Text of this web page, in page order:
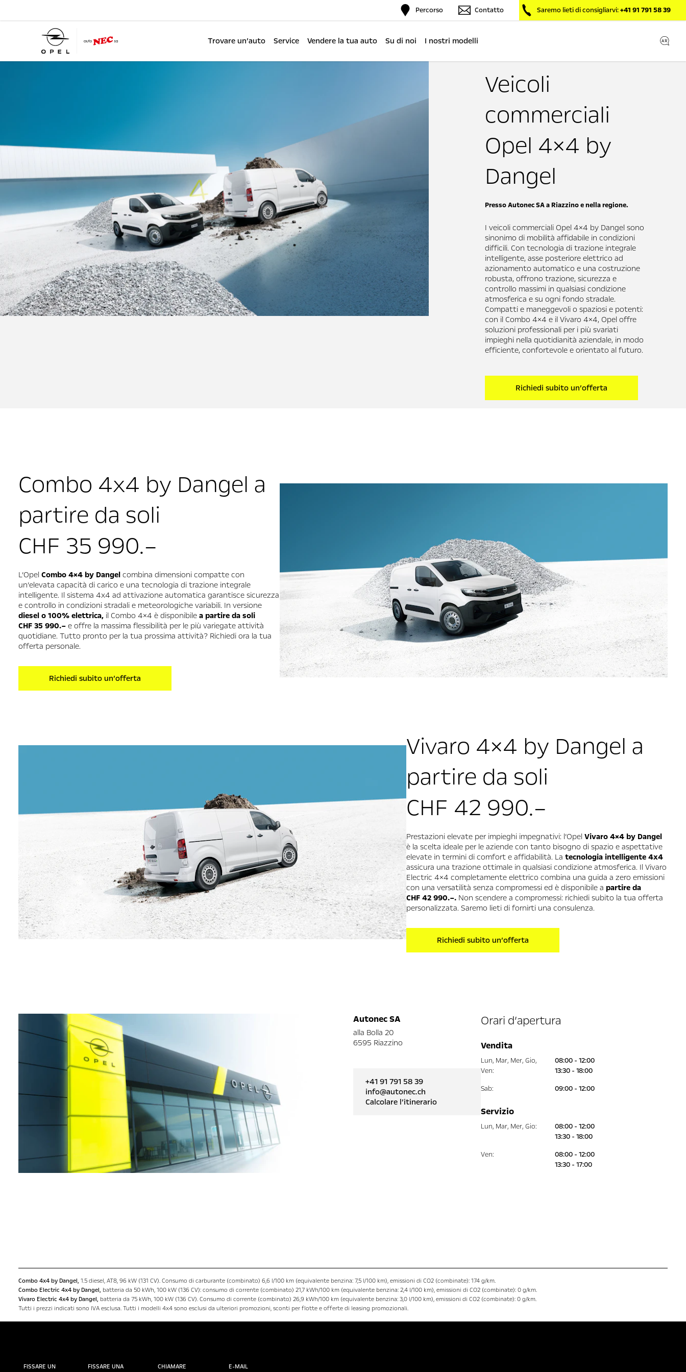
Percorso Contatto Saremo lieti di consigliarvi:+41 91 791 58 39
Trovare un’auto Service Vendere la tua auto Su di noi I nostri modelli
Veicoli
commerciali
Opel 4×4 by
Dangel
Presso Autonec SA a Riazzino e nella regione.
I veicoli commerciali Opel 4×4 by Dangel sono
sinonimo di mobilità affidabile in condizioni
difficili. Con tecnologia di trazione integrale
intelligente, asse posteriore elettrico ad
azionamento automatico e una costruzione
robusta, offrono trazione, sicurezza e
controllo massimi in qualsiasi condizione
atmosferica e su ogni fondo stradale.
Compatti e maneggevoli o spaziosi e potenti:
con il Combo 4×4 e il Vivaro 4×4, Opel offre
soluzioni professionali per i più svariati
impieghi nella quotidianità aziendale, in modo
efficiente, confortevole e orientato al futuro.
Richiedi subito un’offerta
Combo 4x4 by Dangel a
partire da soli
CHF 35 990.–
L’Opel Combo 4×4 by Dangel combina dimensioni compatte con
un’elevata capacità di carico e una tecnologia di trazione integrale
intelligente. Il sistema 4x4 ad attivazione automatica garantisce sicurezza
e controllo in condizioni stradali e meteorologiche variabili. In versione
diesel o 100% elettrica, il Combo 4×4 è disponibile a partire da soli
CHF 35 990.– e offre la massima flessibilità per le più variegate attività
quotidiane. Tutto pronto per la tua prossima attività? Richiedi ora la tua
offerta personale.
Richiedi subito un’offerta
Vivaro 4×4 by Dangel a
partire da soli
CHF 42 990.–
Prestazioni elevate per impieghi impegnativi: l’Opel Vivaro 4×4 by Dangel
è la scelta ideale per le aziende con tanto bisogno di spazio e aspettative
elevate in termini di comfort e affidabilità. La tecnologia intelligente 4x4
assicura una trazione ottimale in qualsiasi condizione atmosferica. Il Vivaro
Electric 4×4 completamente elettrico combina una guida a zero emissioni
con una versatilità senza compromessi ed è disponibile a partire da
CHF 42 990.–. Non scendere a compromessi: richiedi subito la tua offerta
personalizzata. Saremo lieti di fornirti una consulenza.
Richiedi subito un’offerta
Autonec SA
alla Bolla 20
6595 Riazzino
+41 91 791 58 39
info@autonec.ch
Calcolare l’itinerario
Orari d’apertura
Vendita
Lun, Mar, Mer, Gio,
Ven:
08:00 - 12:00
13:30 - 18:00
Sab: 09:00 - 12:00
Servizio
Lun, Mar, Mer, Gio:
08:00 - 12:00
13:30 - 18:00
Ven:
08:00 - 12:00
13:30 - 17:00
Combo 4x4 by Dangel, 1.5 diesel, AT8, 96 kW (131 CV). Consumo di carburante (combinato) 6,6 l/100 km (equivalente benzina: 7,5 l/100 km), emissioni di CO2 (combinate): 174 g/km.
Combo Electric 4x4 by Dangel, batteria da 50 kWh, 100 kW (136 CV): consumo di corrente (combinato) 21,7 kWh/100 km (equivalente benzina: 2,4 l/100 km), emissioni di CO2 (combinate): 0 g/km.
Vivaro Electric 4x4 by Dangel, batteria da 75 kWh, 100 kW (136 CV). Consumo di corrente (combinato) 26,9 kWh/100 km (equivalente benzina: 3,0 l/100 km), emissioni di CO2 (combinate): 0 g/km.
Tutti i prezzi indicati sono IVA esclusa. Tutti i modelli 4x4 sono esclusi da ulteriori promozioni, sconti per flotte e offerte di leasing promozionali.
FISSARE UN
FISSARE UNA
CHIAMARE E-MAIL